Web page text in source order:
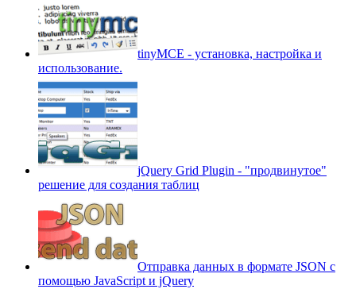
tinyMCE - установка, настройка и
использование.
jQuery Grid Plugin - "продвинутое"
решение для создания таблиц
Отправка данных в формате JSON с
помощью JavaScript и jQuery